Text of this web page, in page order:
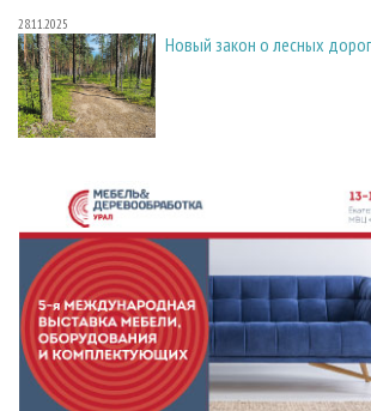
28.11.2025
Новый закон о лесных